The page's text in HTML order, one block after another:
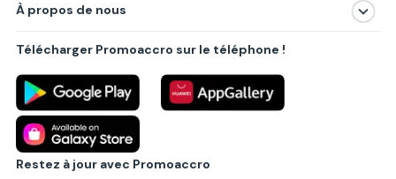
Produits
Villes principales
À propos de nous
Politique de confidentialité
Règlements
Partenariat B2B
Blog
Contact
Télécharger Promoaccro sur le téléphone !
Restez à jour avec Promoaccro